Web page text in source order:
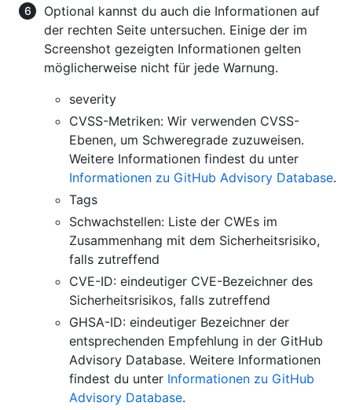
Optional kannst du auch die Informationen auf
der rechten Seite untersuchen. Einige der im
Screenshot gezeigten Informationen gelten
möglicherweise nicht für jede Warnung.
severity
CVSS-Metriken: Wir verwenden CVSS-
Ebenen, um Schweregrade zuzuweisen.
Weitere Informationen findest du unter
Informationen zu GitHub Advisory Database.
Tags
Schwachstellen: Liste der CWEs im
Zusammenhang mit dem Sicherheitsrisiko,
falls zutreffend
CVE-ID: eindeutiger CVE-Bezeichner des
Sicherheitsrisikos, falls zutreffend
GHSA-ID: eindeutiger Bezeichner der
entsprechenden Empfehlung in der GitHub
Advisory Database. Weitere Informationen
findest du unter Informationen zu GitHub
Advisory Database.